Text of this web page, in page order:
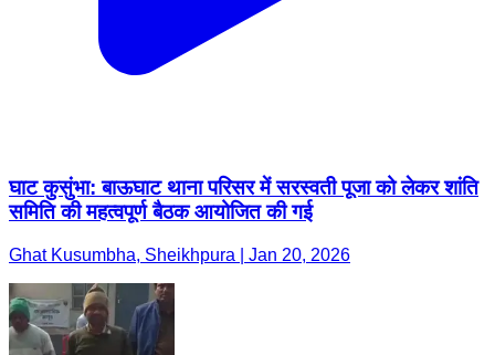
घाट कुसुंभा: बाऊघाट थाना परिसर में सरस्वती पूजा को लेकर शांति
समिति की महत्वपूर्ण बैठक आयोजित की गई
Ghat Kusumbha, Sheikhpura | Jan 20, 2026